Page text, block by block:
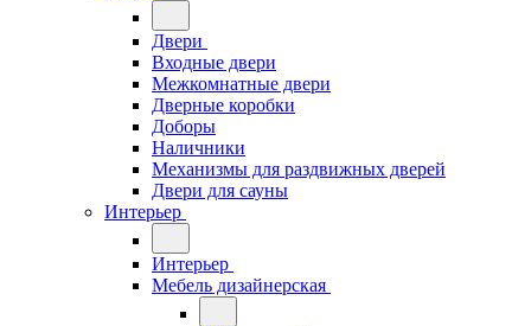
Двери
Входные двери
Межкомнатные двери
Дверные коробки
Доборы
Наличники
Механизмы для раздвижных дверей
Двери для сауны
Интерьер
Интерьер
Мебель дизайнерская